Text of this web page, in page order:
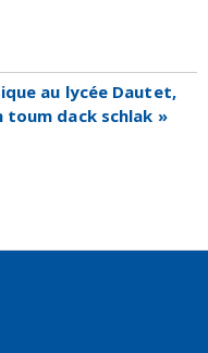
au lycée Dautet,
toum dack schlak »